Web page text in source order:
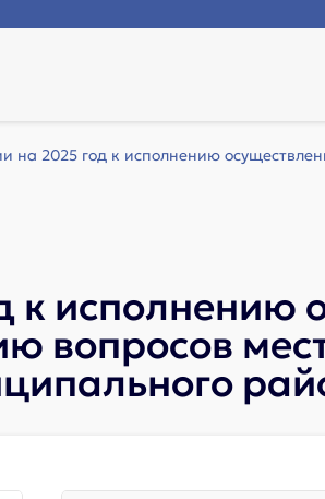
на 2025 год к исполнению
к исполнению
вопросов